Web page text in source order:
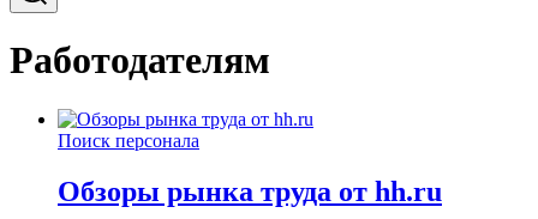
Работодателям
Поиск персонала
Обзоры рынка труда от hh.ru